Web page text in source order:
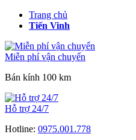
Trang chủ
Tiến Vinh
Miễn phí vận chuyển
Bán kính 100 km
Hỗ trợ 24/7
Hotline: 0975.001.778